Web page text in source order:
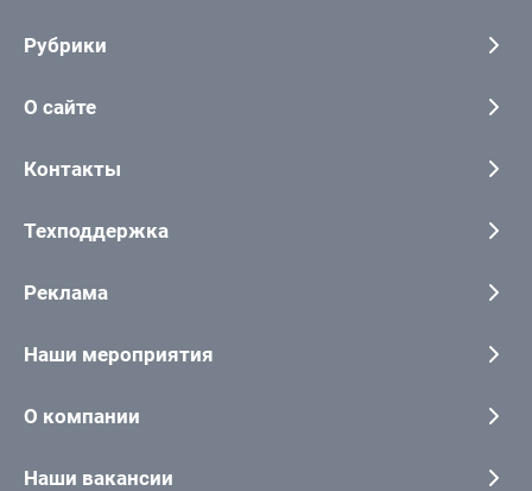
Рубрики
О сайте
Контакты
Техподдержка
Реклама
Наши мероприятия
О компании
Наши вакансии